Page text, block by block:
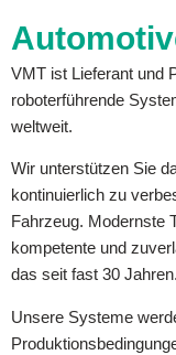
VMT ist Lieferant und
roboterführende
weltweit.
Wir unterstützen Sie
kontinuierlich zu
Fahrzeug. Modernste
kompetente und
das seit fast 30 Jahren.
Unsere Systeme